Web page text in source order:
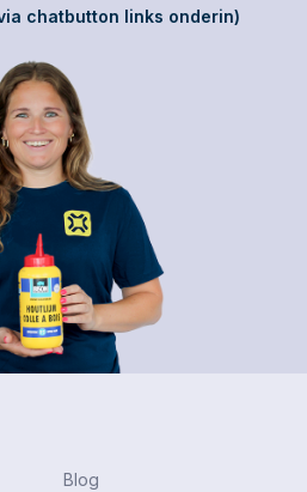
chatbutton links onderin)
Blog